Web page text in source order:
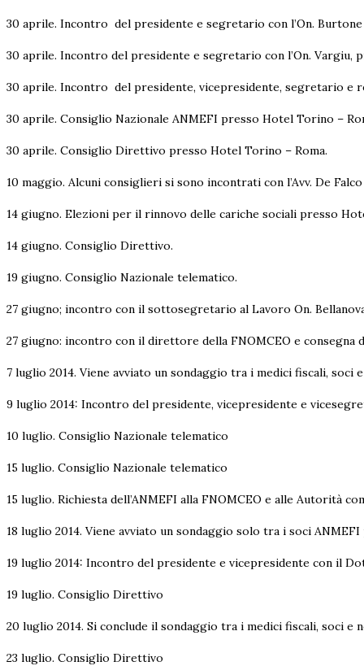
30 aprile. Incontro del presidente e segretario con l’On.
30 aprile. Incontro del presidente e segretario con l’On. Vargiu,
30 aprile. Incontro del presidente, vicepresidente, segretario e
30 aprile. Consiglio Nazionale ANMEFI presso Hotel Torino –
30 aprile. Consiglio Direttivo presso Hotel Torino – Roma.
10 maggio. Alcuni consiglieri si sono incontrati con l’Avv. De
14 giugno. Elezioni per il rinnovo delle cariche sociali presso
14 giugno. Consiglio Direttivo.
19 giugno. Consiglio Nazionale telematico.
27 giugno; incontro con il sottosegretario al Lavoro On.
27 giugno: incontro con il direttore della FNOMCEO e consegna
7 luglio 2014. Viene avviato un sondaggio tra i medici fiscali,
9 luglio 2014: Incontro del presidente, vicepresidente e
10 luglio. Consiglio Nazionale telematico
15 luglio. Consiglio Nazionale telematico
15 luglio. Richiesta dell’ANMEFI alla FNOMCEO e alle Autorità
18 luglio 2014. Viene avviato un sondaggio solo tra i soci
19 luglio 2014: Incontro del presidente e vicepresidente con il
19 luglio. Consiglio Direttivo
20 luglio 2014. Si conclude il sondaggio tra i medici fiscali, soci
23 luglio. Consiglio Direttivo